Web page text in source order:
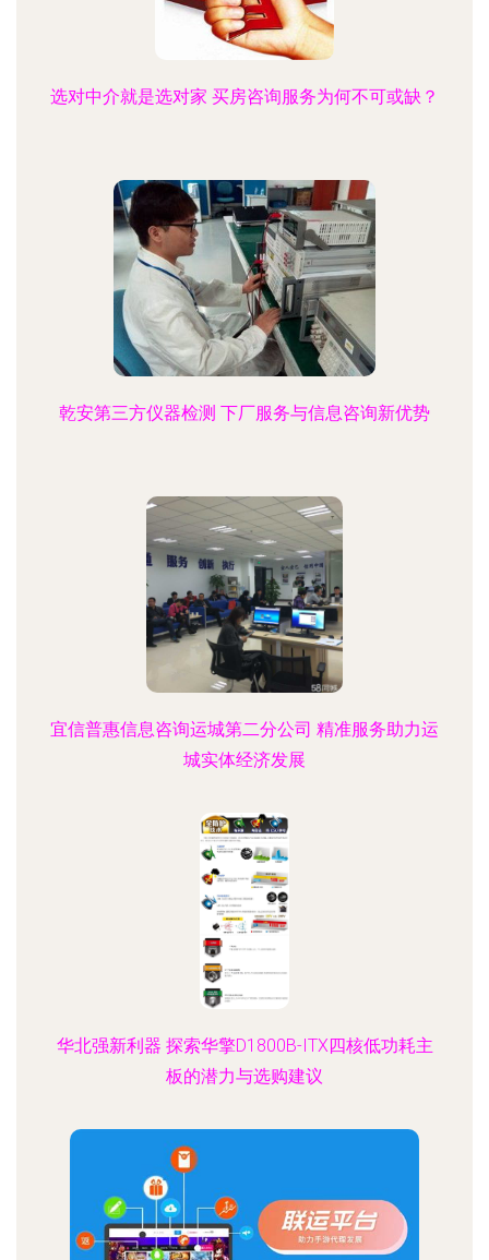
选对中介就是选对家 买房咨询服务为何不可或缺？
乾安第三方仪器检测 下厂服务与信息咨询新优势
宜信普惠信息咨询运城第二分公司 精准服务助力运
城实体经济发展
华北强新利器 探索华擎D1800B-ITX四核低功耗主
板的潜力与选购建议